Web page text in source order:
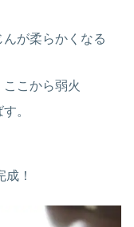
が柔らかくなる
こから弱火
。
！